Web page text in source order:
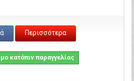
Περισσότερα
κατόπιν παραγγελίας